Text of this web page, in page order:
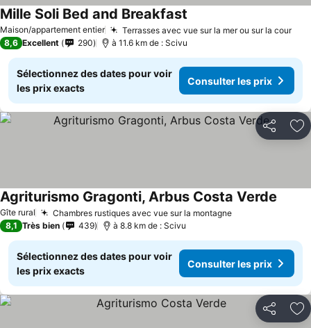
Maison/appartement entier Terrasses avec vue sur la mer ou sur la cour
Mille Soli Bed and Breakfast
8,6 Excellent 290 à 11.6 km de : Scivu
Sélectionnez des dates pour voir
les prix exacts
Consulter les prix
Partager
Gîte rural Chambres rustiques avec vue sur la montagneConsulter les
Agriturismo Gragonti, Arbus Costa Verde
8,1 Très bien 439 à 8.8 km de : Scivu
Sélectionnez des dates pour voir
les prix exacts
Consulter les prix
Partager